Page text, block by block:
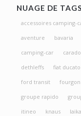
NUAGE DE TAGS
accessoires camping-
aventure
bavaria
camping-car
carado
dethleffs
fiat ducato
ford transit
fourgon
groupe rapido
itineo
knaus laika